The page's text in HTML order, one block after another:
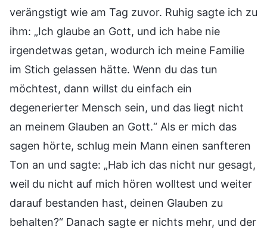
verängstigt wie am Tag zuvor. Ruhig sagte ich zu
ihm: „Ich glaube an Gott, und ich habe nie
irgendetwas getan, wodurch ich meine Familie
im Stich gelassen hätte. Wenn du das tun
möchtest, dann willst du einfach ein
degenerierter Mensch sein, und das liegt nicht
an meinem Glauben an Gott.“ Als er mich das
sagen hörte, schlug mein Mann einen sanfteren
Ton an und sagte: „Hab ich das nicht nur gesagt,
weil du nicht auf mich hören wolltest und weiter
darauf bestanden hast, deinen Glauben zu
behalten?“ Danach sagte er nichts mehr, und der